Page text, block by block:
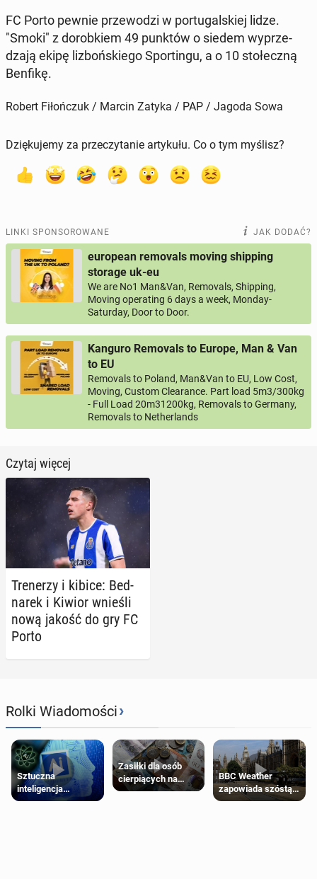
FC Porto pewnie prze­wo­dzi w por­tu­gal­skiej lidze.
"Smoki" z do­rob­kiem 49 punktów o siedem wy­prze­
dza­ją ekipę li­zboń­skie­go Spor­tin­gu, a o 10 sto­łecz­ną
Benfikę.
Robert Fiłończuk / Marcin Zatyka / PAP / Jagoda Sowa
Dziękujemy za przeczytanie artykułu. Co o tym myślisz?
LINKI SPONSOROWANE JAK DODAĆ?
european removals moving shipping
storage uk-eu
We are No1 Man&Van, Removals, Shipping,
Moving operating 6 days a week, Monday-
Saturday, Door to Door.
Kanguro Removals to Europe, Man & Van
to EU
Removals to Poland, Man&Van to EU, Low Cost,
Moving, Custom Clearance. Part load 5m3/300kg
- Full Load 20m31200kg, Removals to Germany,
Removals to Netherlands
Czytaj więcej
Tre­ne­rzy i kibice: Bed­
na­rek i Kiwior wnieśli
nową jakość do gry FC
Porto
Rolki Wiadomości›
Sztuczna
inteligencja
próbowała oszukać
Zasiłki dla osób
cierpiących na
schorzenia
BBC Weather
zapowiada szóstą
falę upałów w